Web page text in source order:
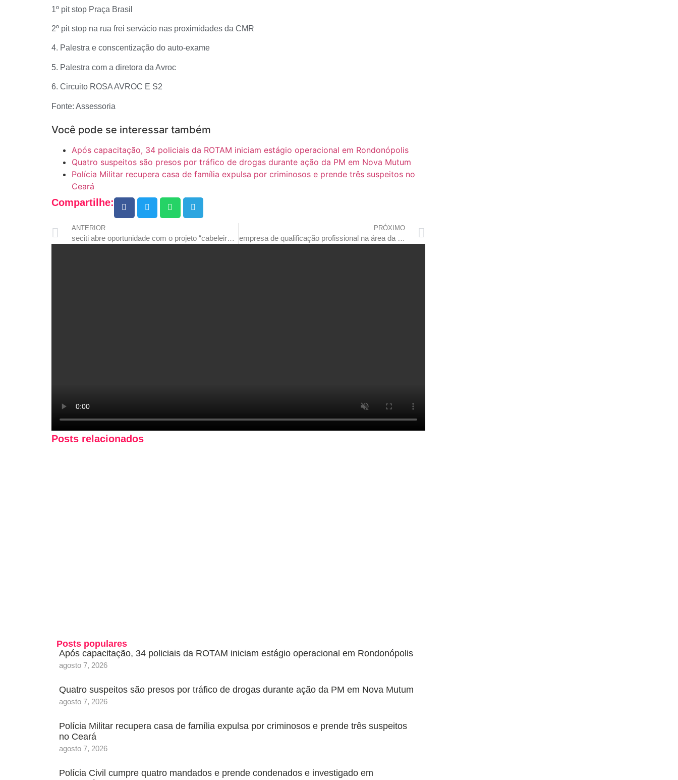
1º pit stop Praça Brasil
2º pit stop na rua frei servácio nas proximidades da CMR
4. Palestra e conscentização do auto-exame
5. Palestra com a diretora da Avroc
6. Circuito ROSA AVROC E S2
Fonte: Assessoria
Você pode se interessar também
Após capacitação, 34 policiais da ROTAM iniciam estágio operacional em Rondonópolis
Quatro suspeitos são presos por tráfico de drogas durante ação da PM em Nova Mutum
Polícia Militar recupera casa de família expulsa por criminosos e prende três suspeitos no
Ceará
Compartilhe:
ANTERIOR
seciti abre oportunidade com o projeto “cabeleireiros e barbeiros que transformam”
PRÓXIMO
empresa de qualificação profissional na área da saúde recebeu homenagem da câmara municipal por serviços prestados durante a pandemia
Posts relacionados
Posts populares
Após capacitação, 34 policiais da ROTAM iniciam estágio operacional em Rondonópolis
agosto 7, 2026
Quatro suspeitos são presos por tráfico de drogas durante ação da PM em Nova Mutum
agosto 7, 2026
Polícia Militar recupera casa de família expulsa por criminosos e prende três suspeitos
no Ceará
agosto 7, 2026
Polícia Civil cumpre quatro mandados e prende condenados e investigado em